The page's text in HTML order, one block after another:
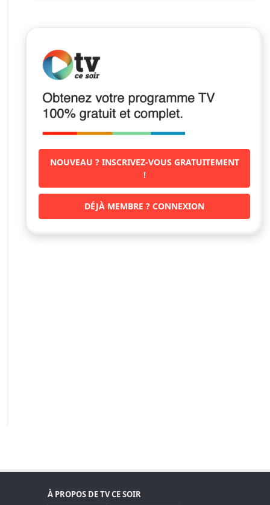
NOUVEAU ? INSCRIVEZ-VOUS GRATUITEMENT
!
DÉJÀ MEMBRE ? CONNEXION
À PROPOS DE TV CE SOIR